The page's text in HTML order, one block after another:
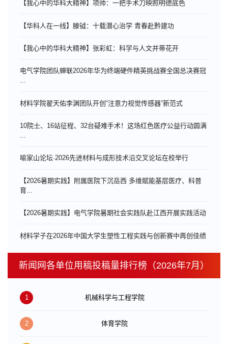
【我心中的华科大精神】项帅：一把手术刀映照明德底色
【华科人在一线】滕钺：十载潜心治学 青春赴黔建功
【我心中的华科大精神】张彩虹：科学与人文并蒂花开
电气学院团队蝉联2026年华为终端硬件精英挑战赛全国总决赛冠
...
材料学院翟天佑李渊团队开创“注意力视觉传感器”新范式
10院士、16站征程、32台疑难手术！这场红色医疗公益行动圆满
...
喻家山论坛·2026先进材料与成形技术沿交叉论坛在校举行
【2026暑期实践】附属医院下沉岳西 多维赋能基层医疗、科普
育...
【2026暑期实践】电气学院暑期社会实践队赴江西开展实践活动
材料学子在2026年中国大学生塑性工程实践与创新赛中再创佳绩
新闻网各单位用稿投稿量排行榜（2026年7月）
1 机械科学与工程学院
2 体育学院